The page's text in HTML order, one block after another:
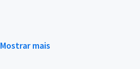
Mostrar mais